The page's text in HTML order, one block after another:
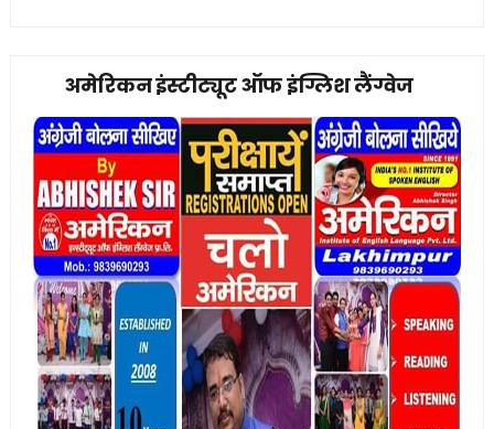
अमेरिकन इंस्टीट्यूट ऑफ इंग्लिश लैंग्वेज